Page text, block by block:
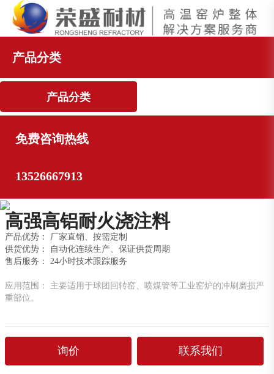
产品分类
产品分类
免费咨询热线
13526667913
高强高铝耐火浇注料
产品优势： 厂家直销、按需定制
供货优势： 自动化连续生产、保证供货周期
售后服务： 24小时技术跟踪服务
应用范围： 主要适用于球团回转窑、喷煤管等工业窑炉的冲刷磨损严
重部位。
询价 联系我们